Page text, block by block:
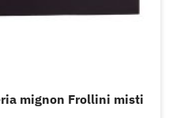
mignon Frollini misti